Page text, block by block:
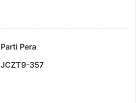
Parti Pera
JCZT9-357